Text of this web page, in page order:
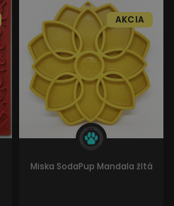
Miska SodaPup Mandala žltá
AKCIA